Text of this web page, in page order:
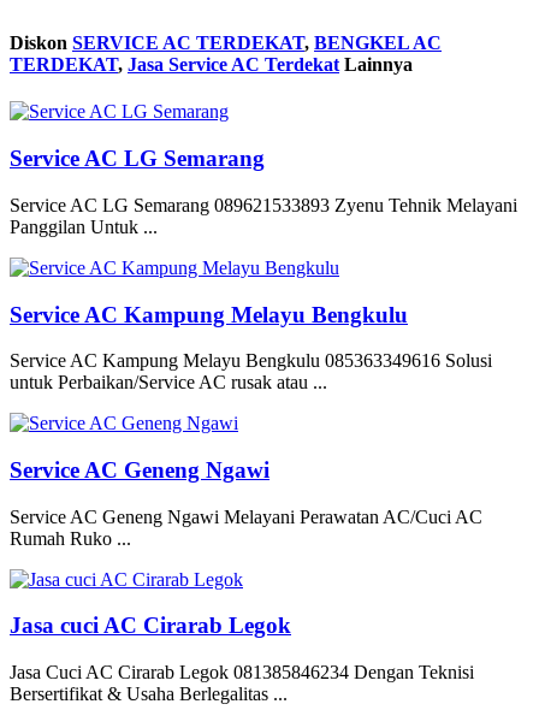
Diskon SERVICE AC TERDEKAT, BENGKEL AC
TERDEKAT, Jasa Service AC Terdekat Lainnya
Service AC LG Semarang
Service AC LG Semarang 089621533893 Zyenu Tehnik Melayani
Panggilan Untuk ...
Service AC Kampung Melayu Bengkulu
Service AC Kampung Melayu Bengkulu 085363349616 Solusi
untuk Perbaikan/Service AC rusak atau ...
Service AC Geneng Ngawi
Service AC Geneng Ngawi Melayani Perawatan AC/Cuci AC
Rumah Ruko ...
Jasa cuci AC Cirarab Legok
Jasa Cuci AC Cirarab Legok 081385846234 Dengan Teknisi
Bersertifikat & Usaha Berlegalitas ...